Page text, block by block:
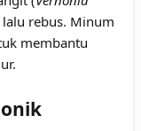
rebus. Minum
membantu